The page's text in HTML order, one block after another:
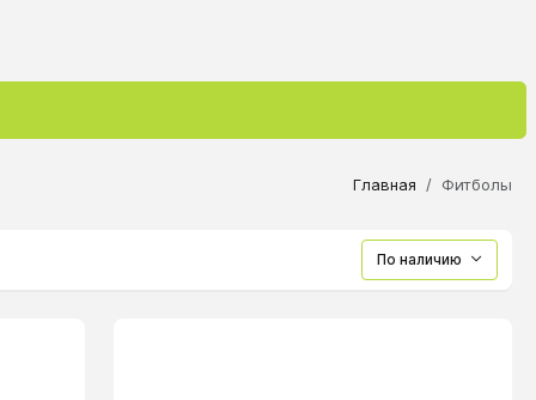
Главная Фитболы
По наличию